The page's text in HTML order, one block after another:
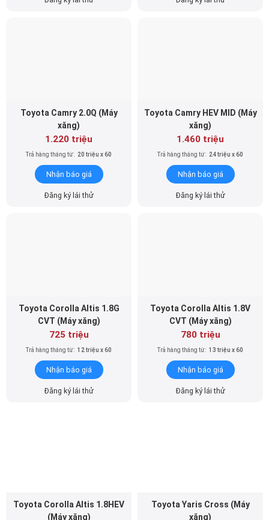
Toyota Camry 2.0Q (Máy
xăng)
1.220 triệu
Trả hàng tháng từ: 20 triệu x 60
Nhận báo giá
Đăng ký lái thử
Toyota Camry HEV MID (Máy
xăng)
1.460 triệu
Trả hàng tháng từ: 24 triệu x 60
Nhận báo giá
Đăng ký lái thử
Toyota Corolla Altis 1.8G
CVT (Máy xăng)
725 triệu
Trả hàng tháng từ: 12 triệu x 60
Nhận báo giá
Đăng ký lái thử
Toyota Corolla Altis 1.8V
CVT (Máy xăng)
780 triệu
Trả hàng tháng từ: 13 triệu x 60
Nhận báo giá
Đăng ký lái thử
Toyota Corolla Altis 1.8HEV
(Máy xăng)
Toyota Yaris Cross (Máy
xăng)